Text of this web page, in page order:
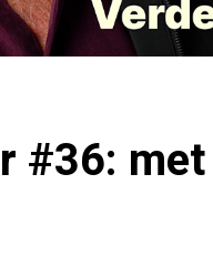
#36: